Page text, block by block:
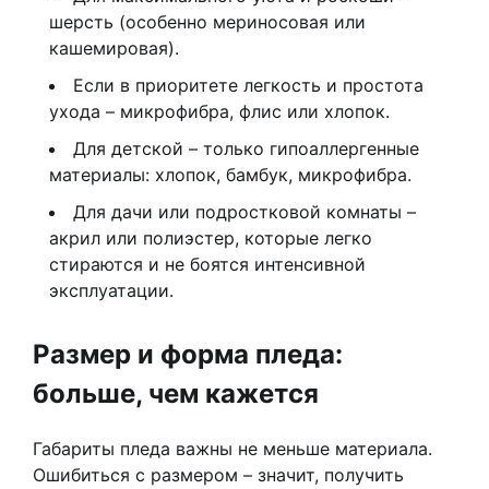
шерсть (особенно мериносовая или
кашемировая).
Если в приоритете легкость и простота
ухода – микрофибра, флис или хлопок.
Для детской – только гипоаллергенные
материалы: хлопок, бамбук, микрофибра.
Для дачи или подростковой комнаты –
акрил или полиэстер, которые легко
стираются и не боятся интенсивной
эксплуатации.
Размер и форма пледа:
больше, чем кажется
Габариты пледа важны не меньше материала.
Ошибиться с размером – значит, получить